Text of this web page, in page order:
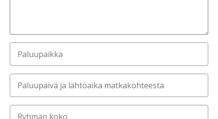
Paluupaikka
Paluupäivä ja lähtöaika matkakohteesta
Ryhmän koko